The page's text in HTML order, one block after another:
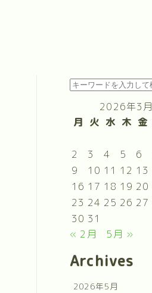
2026年3月
月 火 水 木 金
2
3 4 5 6
9
10 11 12 13
16 17 18 19 20
23 24 25 26 27
30 31
« 2月
5月 »
Archives
2026年5月